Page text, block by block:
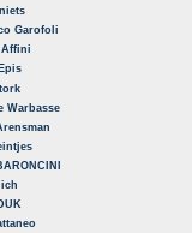
Garofoli
Warbasse